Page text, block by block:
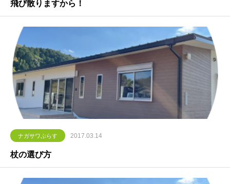
飛び散りますから！
ナガサワぷらす 2017.03.14
杖の選び方